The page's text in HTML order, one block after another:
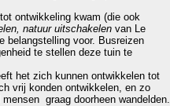
ontwikkeling kwam (die ook
natuur uitschakelen van Le
belangstelling voor. Busreizen
te stellen deze tuin te
het zich kunnen ontwikkelen tot
vrij konden ontwikkelen, en zo
graag doorheen wandelden.